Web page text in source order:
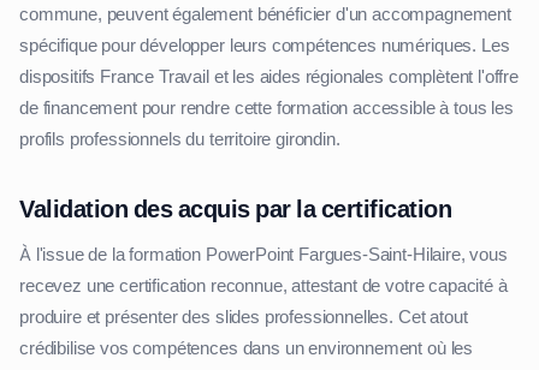
commune, peuvent également bénéficier d'un accompagnement
spécifique pour développer leurs compétences numériques. Les
dispositifs France Travail et les aides régionales complètent l'offre
de financement pour rendre cette formation accessible à tous les
profils professionnels du territoire girondin.
Validation des acquis par la certification
À l'issue de la formation PowerPoint Fargues-Saint-Hilaire, vous
recevez une certification reconnue, attestant de votre capacité à
produire et présenter des slides professionnelles. Cet atout
crédibilise vos compétences dans un environnement où les